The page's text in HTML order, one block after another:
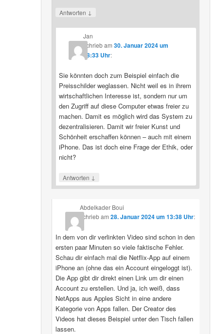
Antworten ↓
Jan
schriebam30. Januar 2024 um
08:33 Uhr:
Sie könnten doch zum Beispiel einfach die
Preisschilder weglassen. Nicht weil es in ihrem
wirtschaftlichen Interesse ist, sondern nur um
den Zugriff auf diese Computer etwas freier zu
machen. Damit es möglich wird das System zu
dezentralisieren. Damit wir freier Kunst und
Schönheit erschaffen können – auch mit einem
iPhone. Das ist doch eine Frage der Ethik, oder
nicht?
Antworten ↓
Abdelkader Boui
schriebam 28. Januar 2024 um 13:38 Uhr:
In dem von dir verlinkten Video sind schon in den
ersten paar Minuten so viele faktische Fehler.
Schau dir einfach mal die Netflix-App auf einem
iPhone an (ohne das ein Account eingeloggt ist).
Die App gibt dir direkt einen Link um dir einen
Account zu erstellen. Und ja, ich weiß, dass
NetApps aus Apples Sicht in eine andere
Kategorie von Apps fallen. Der Creator des
Videos hat dieses Beispiel unter den Tisch fallen
lassen.